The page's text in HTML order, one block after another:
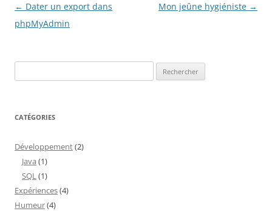
Navigation
des
← Dater un export dans
phpMyAdmin
Mon jeûne hygiéniste →
CATÉGORIES
Développement(2)
Java (1)
SQL(1)
Expériences(4)
Humeur(4)